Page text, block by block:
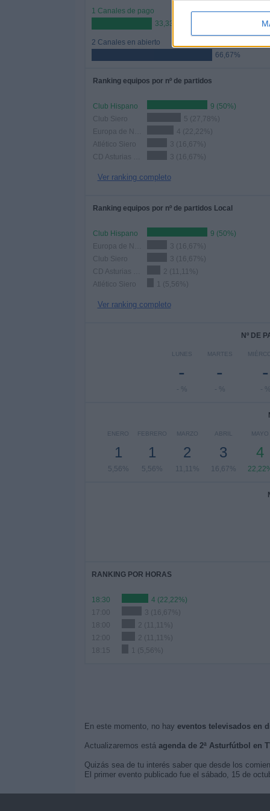
1 Canales de pago
33,33%
2 Canales en abierto
66,67%
Ranking equipos por nº de partidos
Club Hispano
9 (50%)
Club Siero
5 (27,78%)
4 (22,22%)
Atlético Siero
3 (16,67%)
3 (16,67%)
Ver ranking completo
Ranking equipos por nº de partidos Local
Club Hispano
9 (50%)
3 (16,67%)
Club Siero
3 (16,67%)
2 (11,11%)
Atlético Siero
1 (5,56%)
Ver ranking completo
Nº DE
LUNES
-
- %
MARTES
-
- %
-
- %
ENERO
1
5,56%
FEBRERO
1
5,56%
MARZO
2
11,11%
ABRIL
3
16,67%
MAYO
4
RANKING POR HORAS
18:30
4 (22,22%)
17:00
3 (16,67%)
18:00
2 (11,11%)
12:00
2 (11,11%)
18:15
1 (5,56%)
En este momento, no hay eventos televisados en
Actualizaremos está agenda de 2ª Asturfútbol en
Quizás sea de tu interés saber que desde los
El primer evento publicado fue el sábado, 15 de